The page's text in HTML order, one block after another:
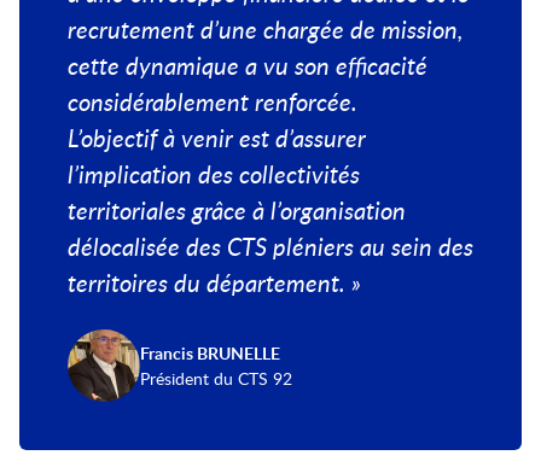
recrutement d’une chargée de mission,
cette dynamique a vu son efficacité
considérablement renforcée.
L’objectif à venir est d’assurer
l’implication des collectivités
territoriales grâce à l’organisation
délocalisée des CTS pléniers au sein des
territoires du département. »
Francis BRUNELLE
Président du CTS 92